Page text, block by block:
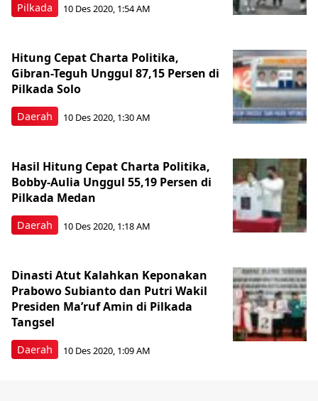
Pilkada 10 Des 2020, 1:54 AM
Daerah
Hitung Cepat Charta Politika,
Gibran-Teguh Unggul 87,15 Persen di
Pilkada Solo
10 Des 2020, 1:30 AM
Daerah
Hasil Hitung Cepat Charta Politika,
Bobby-Aulia Unggul 55,19 Persen di
Pilkada Medan
10 Des 2020, 1:18 AM
Daerah
Dinasti Atut Kalahkan Keponakan
Prabowo Subianto dan Putri Wakil
Presiden Ma’ruf Amin di Pilkada
Tangsel
10 Des 2020, 1:09 AM